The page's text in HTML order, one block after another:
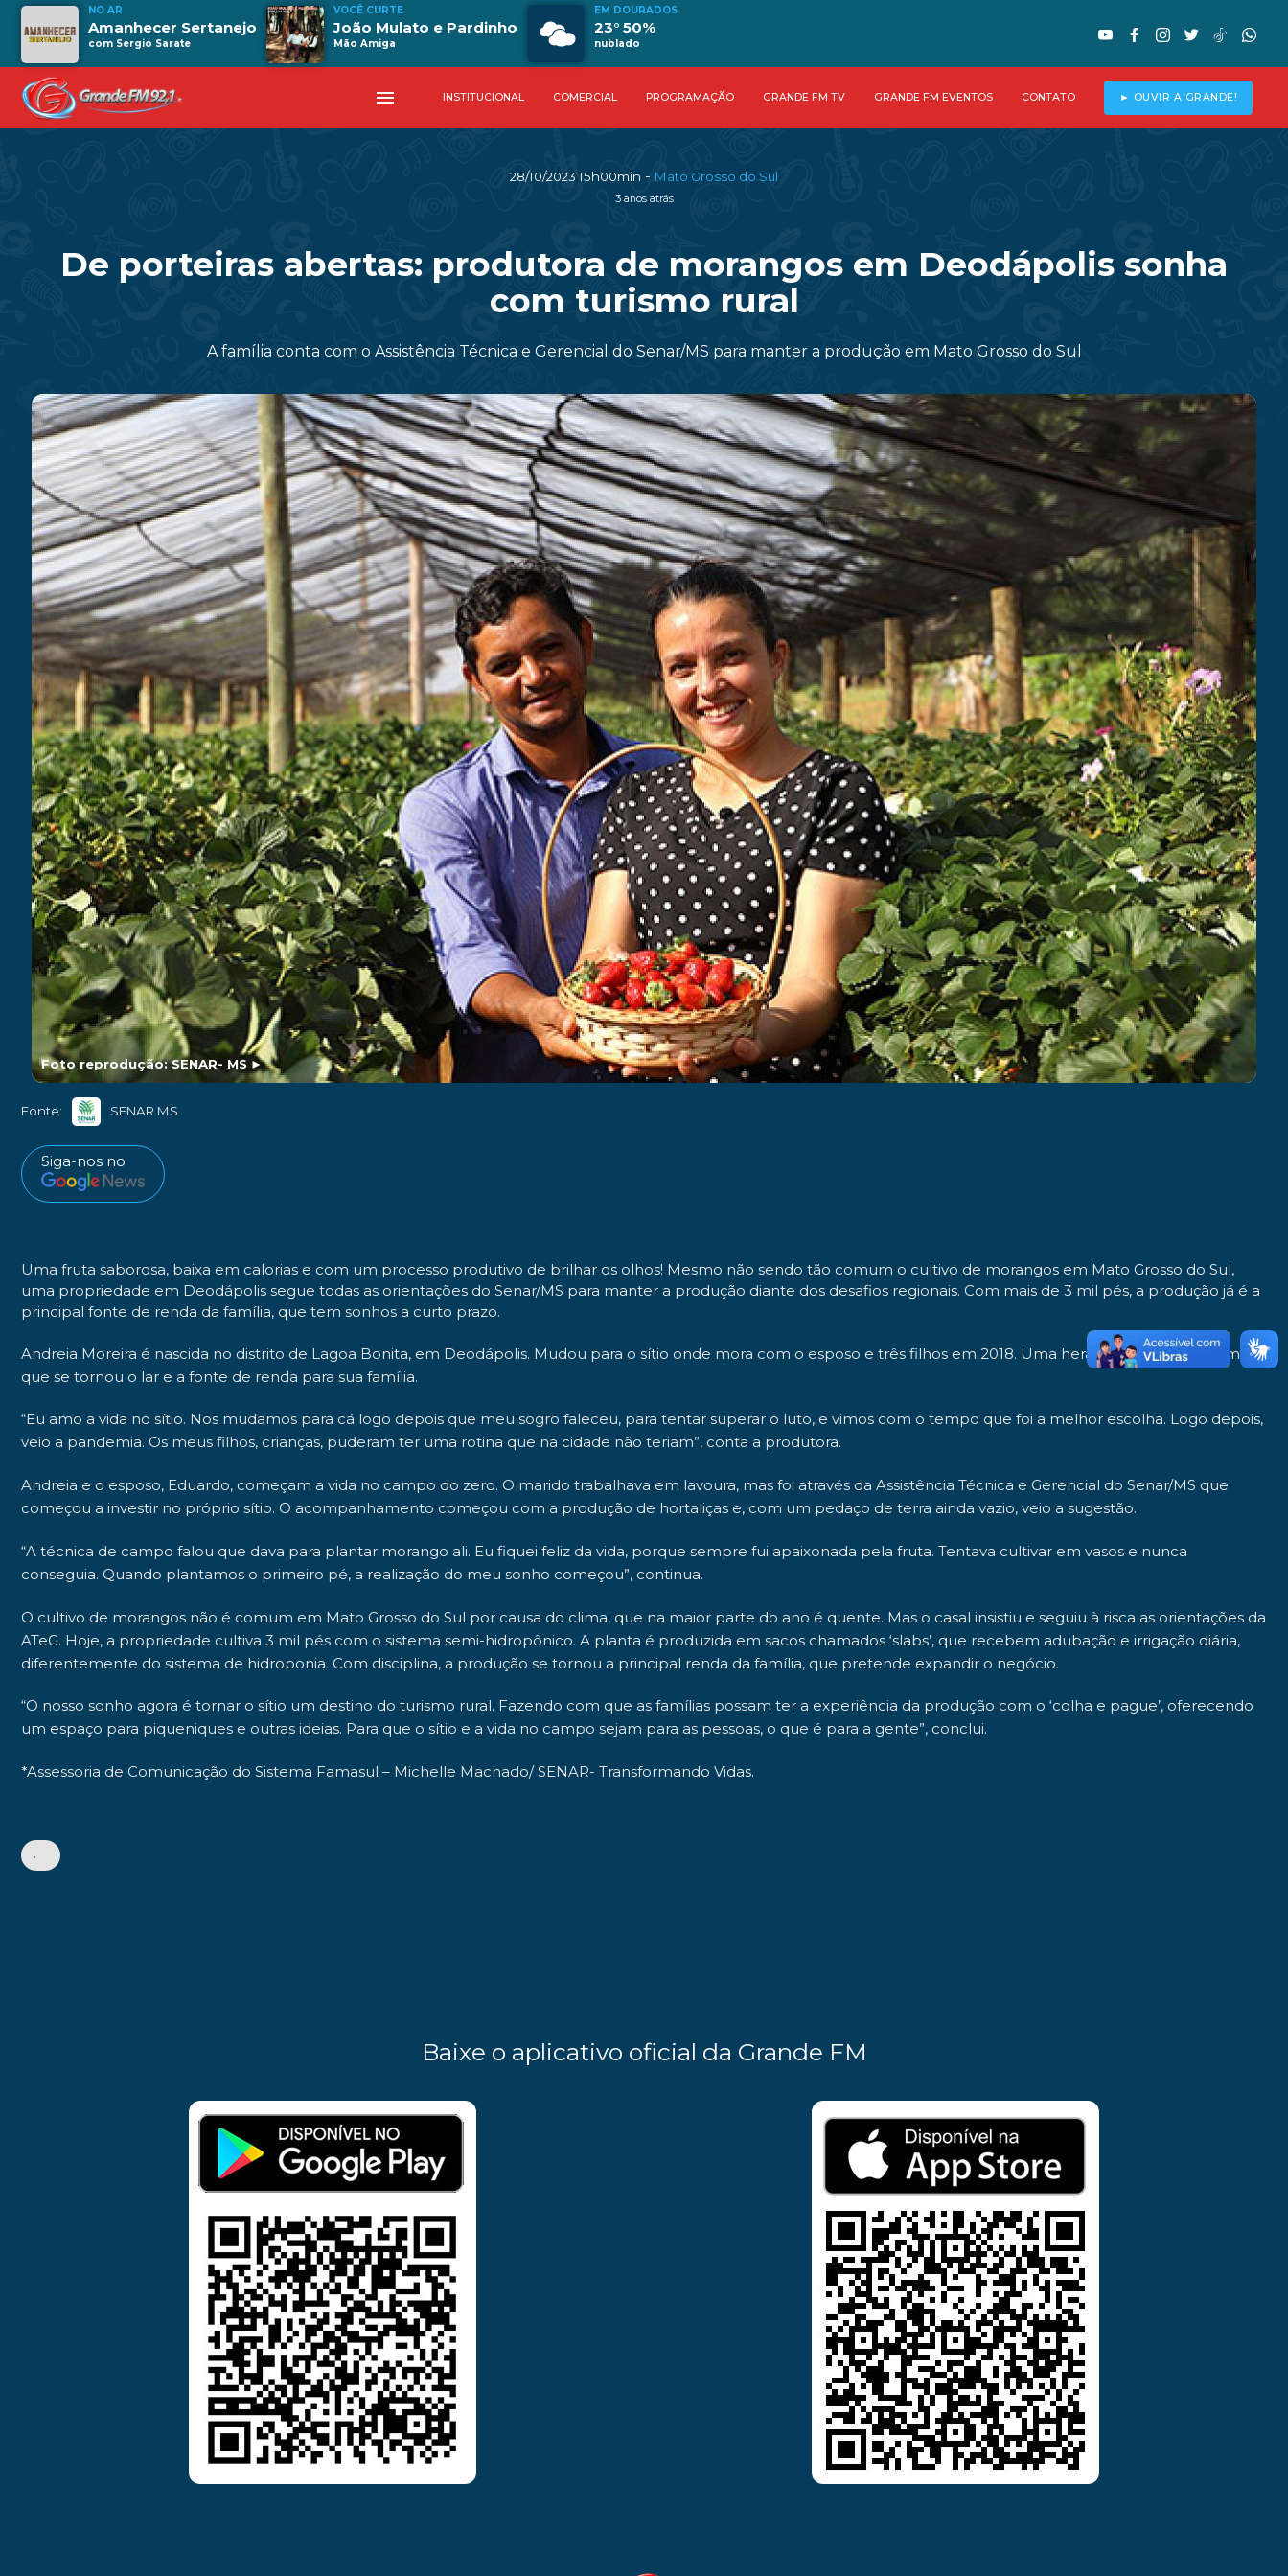
NO AR
Amanhecer Sertanejo
com Sergio Sarate
VOCÊ CURTE
João Mulato e Pardinho
Mão Amiga
EM DOURADOS
23° 50%
nublado
menu INSTITUCIONAL COMERCIAL PROGRAMAÇÃO GRANDE FM TV GRANDE FM EVENTOS CONTATO ► OUVIR A GRANDE!
28/10/2023 15h00min - Mato Grosso do Sul
3 anos atrás
De porteiras abertas: produtora de morangos em Deodápolis sonha
com turismo rural
A família conta com o Assistência Técnica e Gerencial do Senar/MS para manter a produção em Mato Grosso do Sul
Foto reprodução: SENAR- MS ►
Fonte: SENAR MS
Siga-nos no
Uma fruta saborosa, baixa em calorias e com um processo produtivo de brilhar os olhos! Mesmo não sendo tão comum o cultivo de morangos em Mato Grosso do Sul,
uma propriedade em Deodápolis segue todas as orientações do Senar/MS para manter a produção diante dos desafios regionais. Com mais de 3 mil pés, a produção já é a
principal fonte de renda da família, que tem sonhos a curto prazo.
Andreia Moreira é nascida no distrito de Lagoa Bonita, em Deodápolis. Mudou para o sítio onde mora com o esposo e três filhos em 2018. Uma herança do avô para a mãe,
que se tornou o lar e a fonte de renda para sua família.
“Eu amo a vida no sítio. Nos mudamos para cá logo depois que meu sogro faleceu, para tentar superar o luto, e vimos com o tempo que foi a melhor escolha. Logo depois,
veio a pandemia. Os meus filhos, crianças, puderam ter uma rotina que na cidade não teriam”, conta a produtora.
Andreia e o esposo, Eduardo, começam a vida no campo do zero. O marido trabalhava em lavoura, mas foi através da Assistência Técnica e Gerencial do Senar/MS que
começou a investir no próprio sítio. O acompanhamento começou com a produção de hortaliças e, com um pedaço de terra ainda vazio, veio a sugestão.
“A técnica de campo falou que dava para plantar morango ali. Eu fiquei feliz da vida, porque sempre fui apaixonada pela fruta. Tentava cultivar em vasos e nunca
conseguia. Quando plantamos o primeiro pé, a realização do meu sonho começou”, continua.
O cultivo de morangos não é comum em Mato Grosso do Sul por causa do clima, que na maior parte do ano é quente. Mas o casal insistiu e seguiu à risca as orientações da
ATeG. Hoje, a propriedade cultiva 3 mil pés com o sistema semi-hidropônico. A planta é produzida em sacos chamados ‘slabs’, que recebem adubação e irrigação diária,
diferentemente do sistema de hidroponia. Com disciplina, a produção se tornou a principal renda da família, que pretende expandir o negócio.
“O nosso sonho agora é tornar o sítio um destino do turismo rural. Fazendo com que as famílias possam ter a experiência da produção com o ‘colha e pague’, oferecendo
um espaço para piqueniques e outras ideias. Para que o sítio e a vida no campo sejam para as pessoas, o que é para a gente”, conclui.
*Assessoria de Comunicação do Sistema Famasul – Michelle Machado/ SENAR- Transformando Vidas.
•
Baixe o aplicativo oficial da Grande FM